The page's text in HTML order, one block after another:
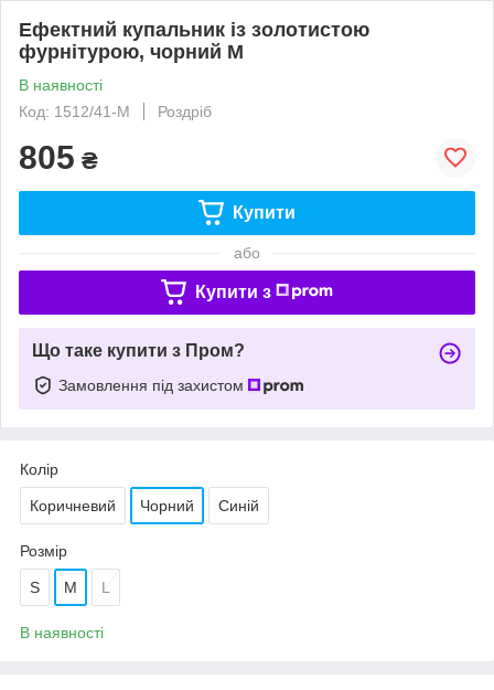
Ефектний купальник із золотистою
фурнітурою, чорний M
В наявності
Код: 1512/41-M
Роздріб
805 ₴
Купити
або
Купити з
Що таке купити з Пром?
Замовлення під захистом
Колір
Коричневий Чорний Синій
Розмір
S M L
В наявності